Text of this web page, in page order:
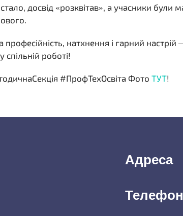
досвід «розквітав», а учасники
натхнення і гарний настрій
роботі!
#ПрофТехОсвіта Фото ТУТ!
Адреса
Телефон